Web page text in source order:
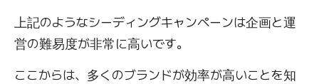
上記のようなシーディングキャンペーンは企画と運
営の難易度が非常に高いです。
ここからは、多くのブランドが効率が高いことを知